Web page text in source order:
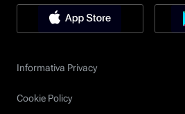
Informativa Privacy
Cookie Policy